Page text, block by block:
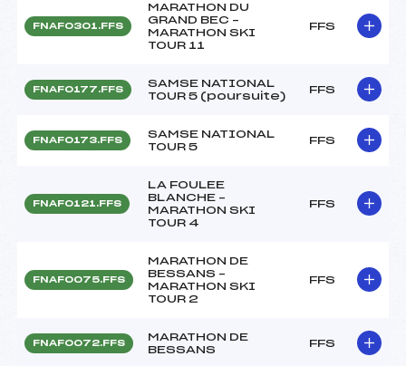
FNAF0301.FFS
MARATHON DU
GRAND BEC –
MARATHON SKI
TOUR 11
FFS
FNAF0177.FFS
SAMSE NATIONAL
TOUR 5 (poursuite)
FFS
FNAF0173.FFS
SAMSE NATIONAL
TOUR 5
FFS
FNAF0121.FFS
LA FOULEE
BLANCHE –
MARATHON SKI
TOUR 4
FFS
FNAF0075.FFS
MARATHON DE
BESSANS –
MARATHON SKI
TOUR 2
FFS
FNAF0072.FFS
MARATHON DE
BESSANS
FFS